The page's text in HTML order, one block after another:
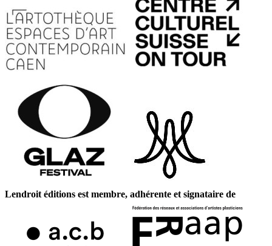
Lendroit éditions est membre, adhérente et signataire de